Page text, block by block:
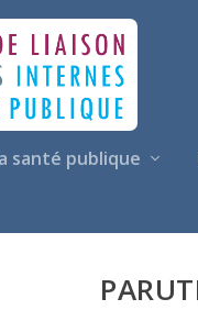
santé publique